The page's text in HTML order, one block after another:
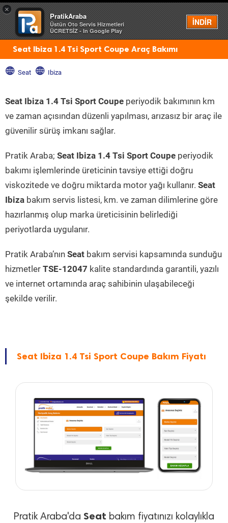
×
PratikAraba
Üstün Oto Servis Hizmetleri
ÜCRETSİZ - In Google Play
İNDİR
Menü
Seat Ibiza 1.4 Tsi Sport Coupe Araç Bakımı
Seat Ibiza
Seat Ibiza 1.4 Tsi Sport Coupe periyodik bakımının km
ve zaman açısından düzenli yapılması, arızasız bir araç ile
güvenilir sürüş imkanı sağlar.
Pratik Araba; Seat Ibiza 1.4 Tsi Sport Coupe periyodik
bakımı işlemlerinde üreticinin tavsiye ettiği doğru
viskozitede ve doğru miktarda motor yağı kullanır. Seat
Ibiza bakım servis listesi, km. ve zaman dilimlerine göre
hazırlanmış olup marka üreticisinin belirlediği
periyotlarda uygulanır.
Pratik Araba’nın Seat bakım servisi kapsamında sunduğu
hizmetler TSE-12047 kalite standardında garantili, yazılı
ve internet ortamında araç sahibinin ulaşabileceği
şekilde verilir.
Seat Ibiza 1.4 Tsi Sport Coupe Bakım Fiyatı
Pratik Araba'da Seat bakım fiyatınızı kolaylıkla